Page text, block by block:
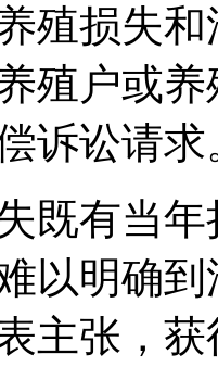
殖损失
殖户或
诉讼请求
既有当
以明确
主张，